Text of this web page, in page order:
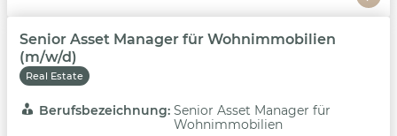
Senior Asset Manager für Wohnimmobilien
(m/w/d)
Real Estate
Berufsbezeichnung: Senior Asset Manager für
Wohnimmobilien